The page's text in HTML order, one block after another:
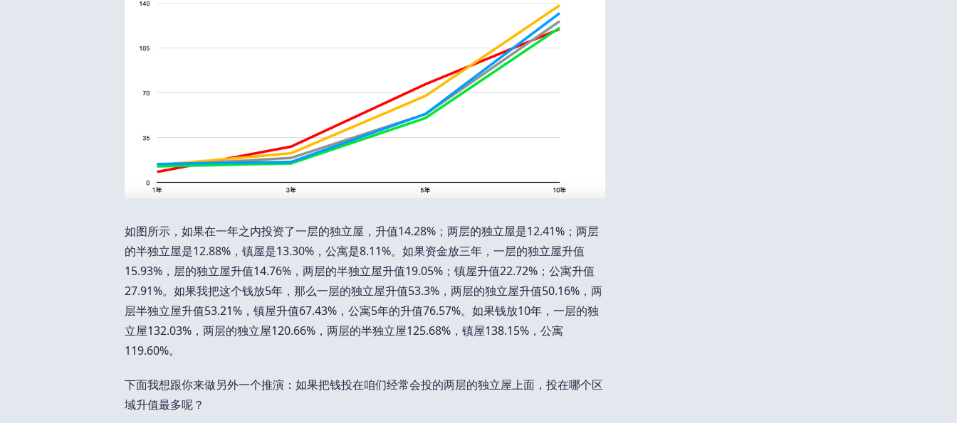
如图所示，如果在一年之内投资了一层的独立屋，升值14.28%；两层的独立屋是12.41%；两层
的半独立屋是12.88%，镇屋是13.30%，公寓是8.11%。如果资金放三年，一层的独立屋升值
15.93%，层的独立屋升值14.76%，两层的半独立屋升值19.05%；镇屋升值22.72%；公寓升值
27.91%。如果我把这个钱放5年，那么一层的独立屋升值53.3%，两层的独立屋升值50.16%，两
层半独立屋升值53.21%，镇屋升值67.43%，公寓5年的升值76.57%。如果钱放10年，一层的独
立屋132.03%，两层的独立屋120.66%，两层的半独立屋125.68%，镇屋138.15%，公寓
119.60%。
下面我想跟你来做另外一个推演：如果把钱投在咱们经常会投的两层的独立屋上面，投在哪个区
域升值最多呢？